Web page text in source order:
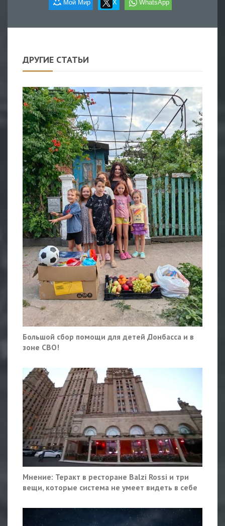
Мой Мир X WhatsApp
ДРУГИЕ СТАТЬИ
Большой сбор помощи для детей Донбасса и в
зоне СВО!
Мнение: Теракт в ресторане Balzi Rossi и три
вещи, которые система не умеет видеть в себе